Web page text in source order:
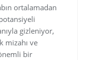
ortalamadan
gizleniyor,
mizahı ve
bir